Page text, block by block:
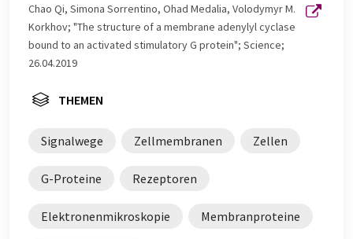
Chao Qi, Simona Sorrentino, Ohad Medalia, Volodymyr M.
Korkhov; "The structure of a membrane adenylyl cyclase
bound to an activated stimulatory G protein"; Science;
26.04.2019
THEMEN
Signalwege Zellmembranen Zellen
G-Proteine Rezeptoren
Elektronenmikroskopie Membranproteine